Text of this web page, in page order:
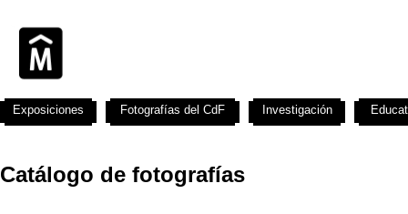
Catálogo de fotografías
Exposiciones Fotografías del CdF Investigación